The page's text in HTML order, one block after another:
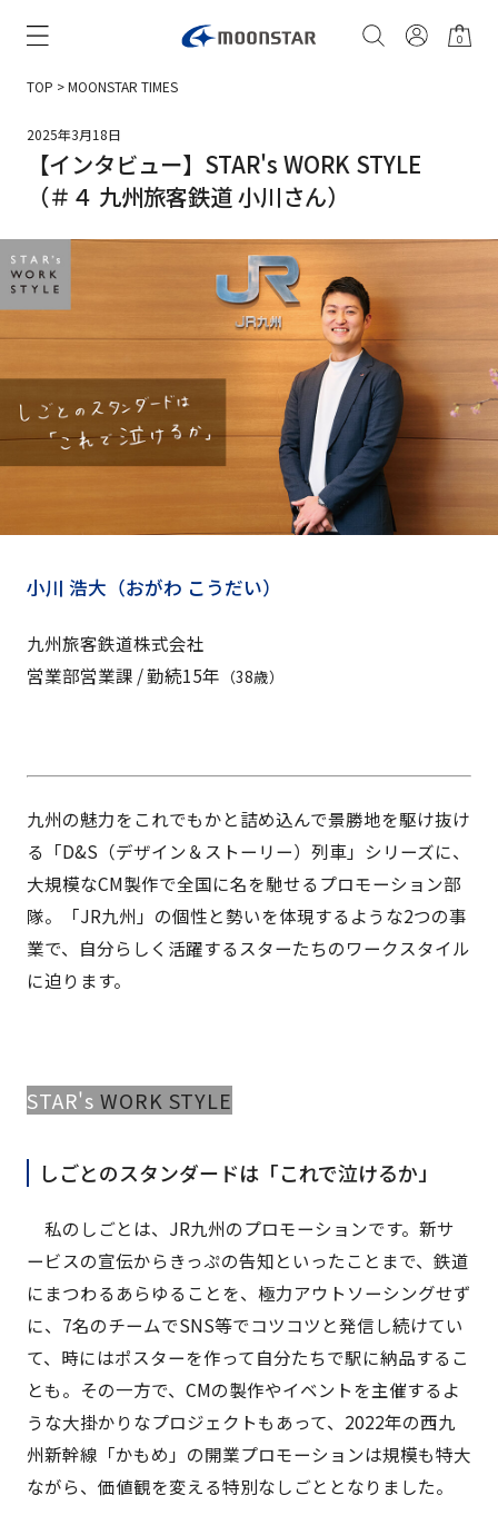
0
TOP >MOONSTAR TIMES
2025年3月18日
【インタビュー】STAR's WORK STYLE
（＃４ 九州旅客鉄道 小川さん）
小川 浩大（おがわ こうだい）
九州旅客鉄道株式会社
営業部営業課 / 勤続15年 （38歳）
九州の魅力をこれでもかと詰め込んで景勝地を駆け抜け
る「D&S（デザイン＆ストーリー）列車」シリーズに、
大規模なCM製作で全国に名を馳せるプロモーション部
隊。「JR九州」の個性と勢いを体現するような2つの事
業で、自分らしく活躍するスターたちのワークスタイル
に迫ります。
STAR's WORK STYLE
しごとのスタンダードは「これで泣けるか」
私のしごとは、JR九州のプロモーションです。新サ
ービスの宣伝からきっぷの告知といったことまで、鉄道
にまつわるあらゆることを、極力アウトソーシングせず
に、7名のチームでSNS等でコツコツと発信し続けてい
て、時にはポスターを作って自分たちで駅に納品するこ
とも。その一方で、CMの製作やイベントを主催するよ
うな大掛かりなプロジェクトもあって、2022年の西九
州新幹線「かもめ」の開業プロモーションは規模も特大
ながら、価値観を変える特別なしごととなりました。